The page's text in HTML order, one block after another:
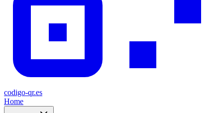
codigo-qr.es
Home